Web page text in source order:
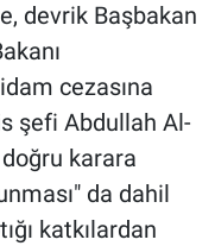
devrik Başbakan
cezasına
şefi Abdullah Al-
karara
da dahil
katkılardan